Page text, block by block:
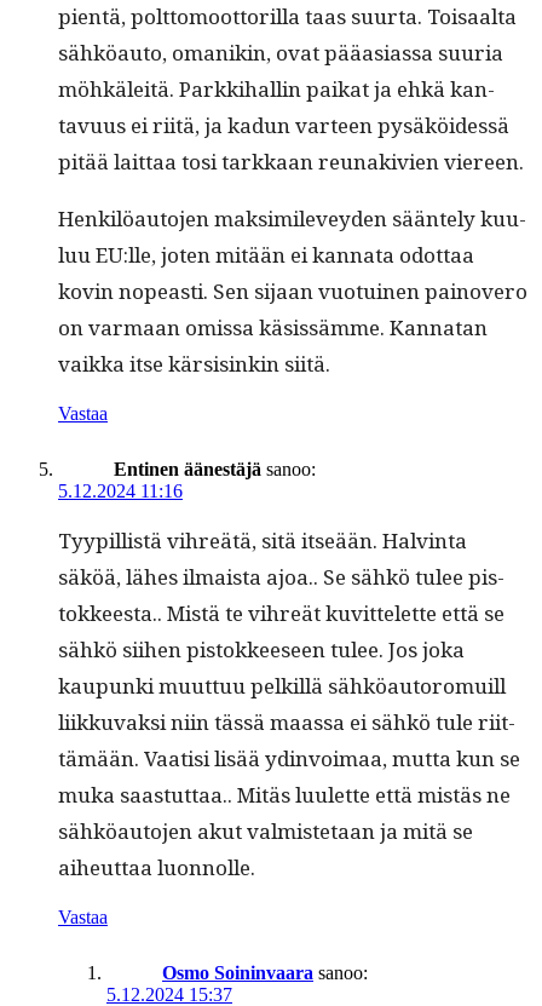
pien­tä, polt­to­moot­to­ril­la taas suur­ta. Toisaal­ta
sähköau­to, omanikin, ovat pääasi­as­sa suuria
möhkäleitä. Parkki­hallin paikat ja ehkä kan­
tavu­us ei riitä, ja kadun var­teen pysäköidessä
pitää lait­taa tosi tarkkaan reunakivien viereen.
Henkilöau­to­jen mak­sim­i­levey­den sään­te­ly kuu­
luu EU:lle, joten mitään ei kan­na­ta odot­taa
kovin nopeasti. Sen sijaan vuo­tu­inen pain­overo
on var­maan omis­sa käsis­sämme. Kan­natan
vaik­ka itse kär­sisinkin siitä.
Vastaa
Entinen äänestäjä sanoo:
5.12.2024 11:16
Tyyp­il­listä vihreätä, sitä itseään. Halv­in­ta
säköä, läh­es ilmaista ajoa.. Se sähkö tulee pis­
tok­keesta.. Mis­tä te vihreät kuvit­telette että se
sähkö siihen pis­tok­keeseen tulee. Jos joka
kaupun­ki muut­tuu pelkil­lä sähköau­toro­muill
liikku­vak­si niin tässä maas­sa ei sähkö tule riit­
tämään. Vaatisi lisää ydin­voimaa, mut­ta kun se
muka saas­tut­taa.. Mitäs luulette että mis­täs ne
sähköau­to­jen akut valmis­te­taan ja mitä se
aiheut­taa luonnolle.
Vastaa
Osmo Soininvaara sanoo:
5.12.2024 15:37